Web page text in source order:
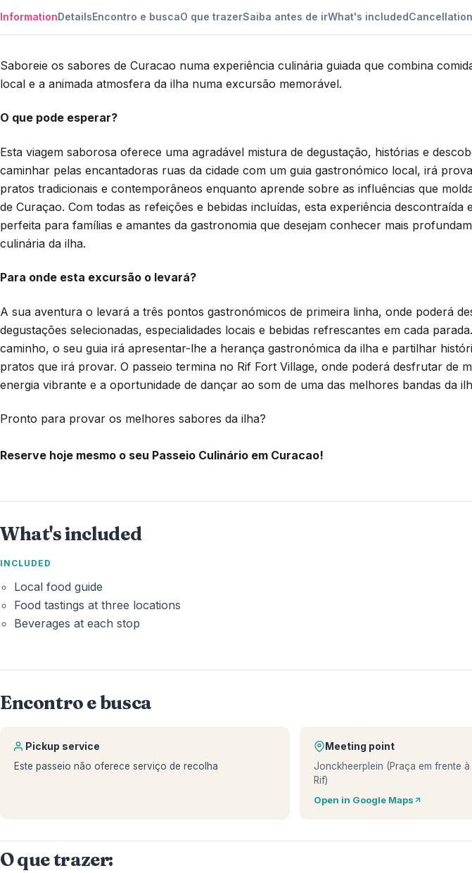
InformationDetailsEncontro e buscaO que trazerSaiba antes de irWhat's included
Saboreie os sabores de Curacao numa experiência culinária guiada que combina
local e a animada atmosfera da ilha numa excursão memorável.
O que pode esperar?
Esta viagem saborosa oferece uma agradável mistura de degustação, histórias e
caminhar pelas encantadoras ruas da cidade com um guia gastronómico local, irá
pratos tradicionais e contemporâneos enquanto aprende sobre as influências que
de Curaçao. Com todas as refeições e bebidas incluídas, esta experiência descontraída
perfeita para famílias e amantes da gastronomia que desejam conhecer mais
culinária da ilha.
Para onde esta excursão o levará?
A sua aventura o levará a três pontos gastronómicos de primeira linha, onde poderá
degustações selecionadas, especialidades locais e bebidas refrescantes em cada
caminho, o seu guia irá apresentar-lhe a herança gastronómica da ilha e partilhar
pratos que irá provar. O passeio termina no Rif Fort Village, onde poderá desfrutar de
energia vibrante e a oportunidade de dançar ao som de uma das melhores bandas da
Pronto para provar os melhores sabores da ilha?
Reserve hoje mesmo o seu Passeio Culinário em Curacao!
What's included
INCLUDED
Local food guide
Food tastings at three locations
Beverages at each stop
Encontro e busca
Pickup service
Este passeio não oferece serviço de recolha
Meeting point
Jonckheerplein (Praça em frente
Rif)
Open in Google Maps
O que trazer: